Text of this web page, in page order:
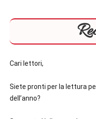
Cari lettori,
Siete pronti per la lettura
dell’anno?